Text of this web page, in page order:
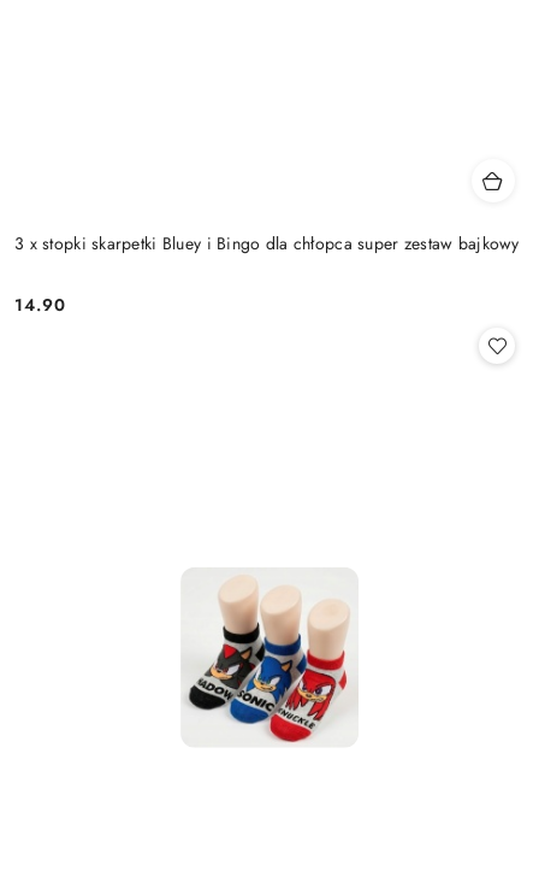
3 x stopki skarpetki Bluey i Bingo dla chłopca super zestaw bajkowy
Cena:
14.90